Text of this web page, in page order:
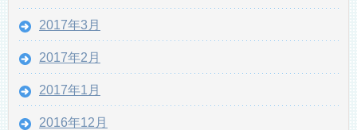
2017年3月
2017年2月
2017年1月
2016年12月